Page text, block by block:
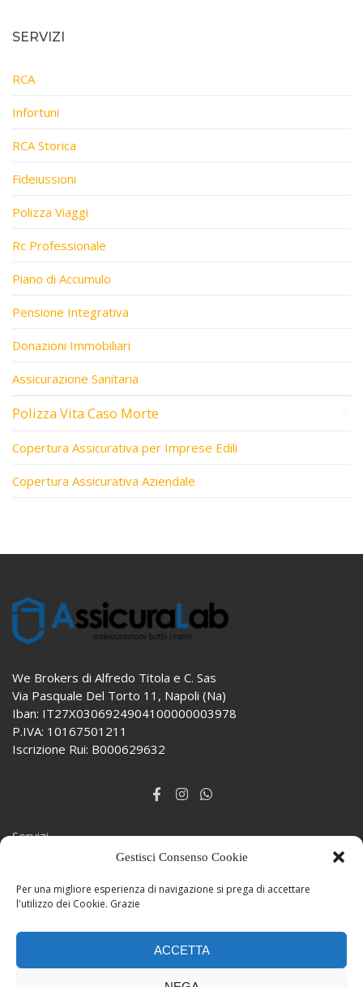
Gestisci Consenso Cookie
Per una migliore esperienza di navigazione si prega di accettare
l'utilizzo dei Cookie. Grazie
ACCETTA
SERVIZI
RCA
Infortuni
RCA Storica
Fideiussioni
Polizza Viaggi
Rc Professionale
Piano di Accumulo
Pensione Integrativa
Donazioni Immobiliari
Assicurazione Sanitaria
Polizza Vita Caso Morte
Copertura Assicurativa per Imprese Edili
Copertura Assicurativa Aziendale
We Brokers di Alfredo Titola e C. Sas
Via Pasquale Del Torto 11, Napoli (Na)
Iban: IT27X0306924904100000003978
P.IVA: 10167501211
Iscrizione Rui: B000629632
Servizi
Preventivo
Contatti
Chi Siamo